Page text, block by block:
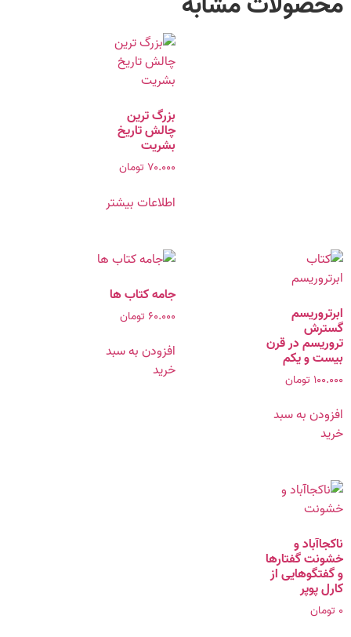
بزرگ‌ ترین
چالش تاریخ
بشریت
۷۰.۰۰۰ تومان
اطلاعات بیشتر
ابرتروریسم
گسترش
تروریسم در قرن
بیست‌ و یکم
۱۰۰.۰۰۰ تومان
افزودن به سبد
خرید
جامه کتاب ها
۶۰.۰۰۰ تومان
افزودن به سبد
خرید
ناکجا‌آباد و
خشونت گفتارها‌‌
و‌ گفتگوهايى‌ از
کارل پوپر
۰ تومان